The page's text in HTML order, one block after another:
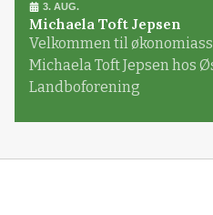
3. AUG.
Michaela Toft Jepsen
Velkommen til
Michaela Toft Jepsen hos
Landboforening